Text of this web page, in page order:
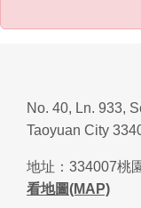
No. 40, Ln. 933,
Taoyuan City
地址： 334007桃
看地圖(MAP)